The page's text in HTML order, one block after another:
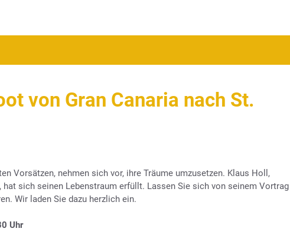
von Gran Canaria nach St.
Vorsätzen, nehmen sich vor, ihre Träume umzusetzen. Klaus Holl,
hat sich seinen Lebenstraum erfüllt. Lassen Sie sich von seinem Vortrag
Wir laden Sie dazu herzlich ein.
Uhr